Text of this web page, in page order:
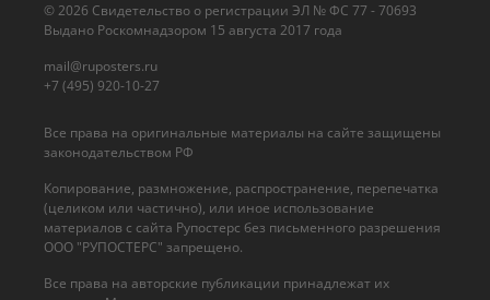
Все права на оригинальные материалы на сайте защищены
законодательством РФ
Копирование, размножение, распространение, перепечатка
(целиком или частично), или иное использование
материалов с сайта Рупостерс без письменного разрешения
ООО "РУПОСТЕРС" запрещено.
Все права на авторские публикации принадлежат их
© 2026 Cвидетельство о регистрации ЭЛ № ФС 77 - 70693
Выдано Роскомнадзором 15 августа 2017 года
mail@ruposters.ru
+7 (495) 920-10-27